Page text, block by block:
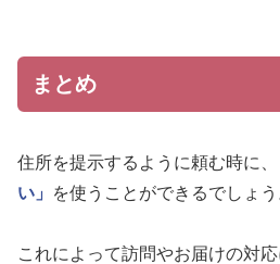
まとめ
住所を提示するように頼む時に、
い」
を使うことができるでしょう
これによって訪問やお届けの対